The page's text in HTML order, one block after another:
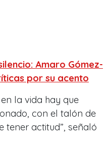
Amaro Gómez-
por su acento
la vida hay que
con el talón de
tener actitud”, señaló